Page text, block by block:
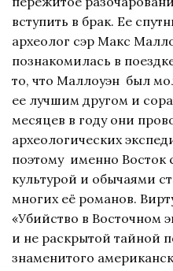
вступить в брак. Ее
археолог сэр Макс
познакомилась в
то, что Маллоуэн был
ее лучшим другом и
месяцев в году они
археологических
поэтому именно Восток
культурой и обычаями
многих её романов.
«Убийство в Восточном
и не раскрытой тайной
знаменитого